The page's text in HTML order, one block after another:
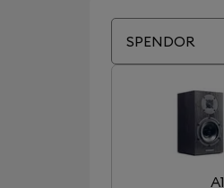
SPENDOR
A1